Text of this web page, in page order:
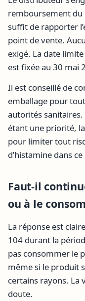
remboursement du
suffit de rapporter
point de vente.
exigé. La date
est fixée au 30 mai
Il est conseillé de
emballage pour
autorités
étant une priorité,
pour limiter tout
d’histamine dans
Faut-il
ou à le
La réponse est
104 durant la
pas consommer le
même si le produit
certains rayons. La
doute.